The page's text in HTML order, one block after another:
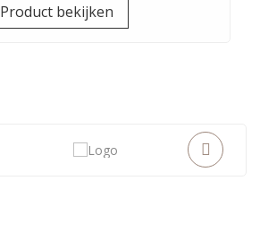
Product bekijken